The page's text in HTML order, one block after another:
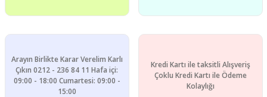
Arayın Birlikte Karar Verelim Karlı
Çıkın 0212 - 236 84 11 Hafa içi:
09:00 - 18:00 Cumartesi: 09:00 -
15:00
Kredi Kartı ile taksitli Alışveriş
Çoklu Kredi Kartı ile Ödeme
Kolaylığı